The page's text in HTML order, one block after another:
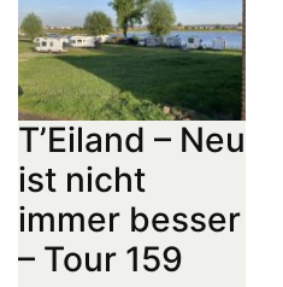
T’Eiland – Neu
ist nicht
immer besser
– Tour 159